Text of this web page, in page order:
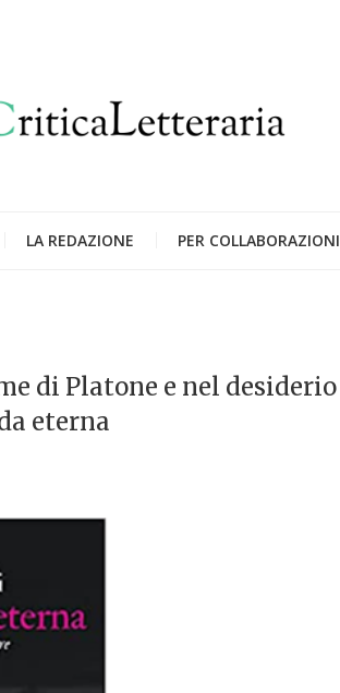
LA REDAZIONE PER COLLABORAZIONI
di Platone e nel desiderio
eterna